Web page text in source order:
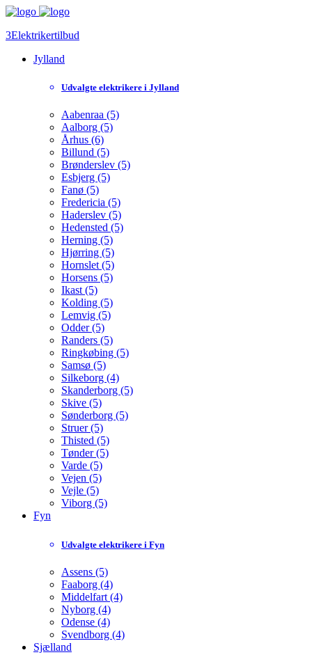
3Elektrikertilbud
Jylland
Udvalgte elektrikere i Jylland
Aabenraa (5)
Aalborg (5)
Århus (6)
Billund (5)
Brønderslev (5)
Esbjerg (5)
Fanø (5)
Fredericia (5)
Haderslev (5)
Hedensted (5)
Herning (5)
Hjørring (5)
Hornslet (5)
Horsens (5)
Ikast (5)
Kolding (5)
Lemvig (5)
Odder (5)
Randers (5)
Ringkøbing (5)
Samsø (5)
Silkeborg (4)
Skanderborg (5)
Skive (5)
Sønderborg (5)
Struer (5)
Thisted (5)
Tønder (5)
Varde (5)
Vejen (5)
Vejle (5)
Viborg (5)
Fyn
Udvalgte elektrikere i Fyn
Assens (5)
Faaborg (4)
Middelfart (4)
Nyborg (4)
Odense (4)
Svendborg (4)
Sjælland